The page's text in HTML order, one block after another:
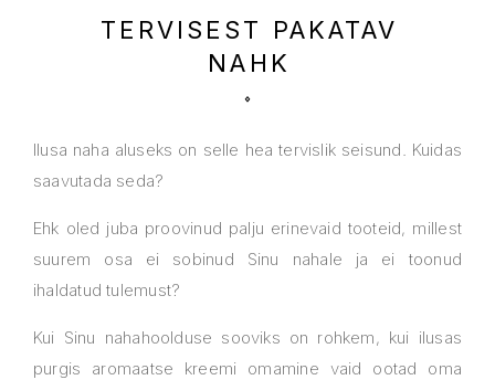
TERVISEST PAKATAV
NAHK
Ilusa naha aluseks on selle hea tervislik seisund. Kuidas
saavutada seda?
Ehk oled juba proovinud palju erinevaid tooteid, millest
suurem osa ei sobinud Sinu nahale ja ei toonud
ihaldatud tulemust?
Kui Sinu nahahoolduse sooviks on rohkem, kui ilusas
purgis aromaatse kreemi omamine vaid ootad oma